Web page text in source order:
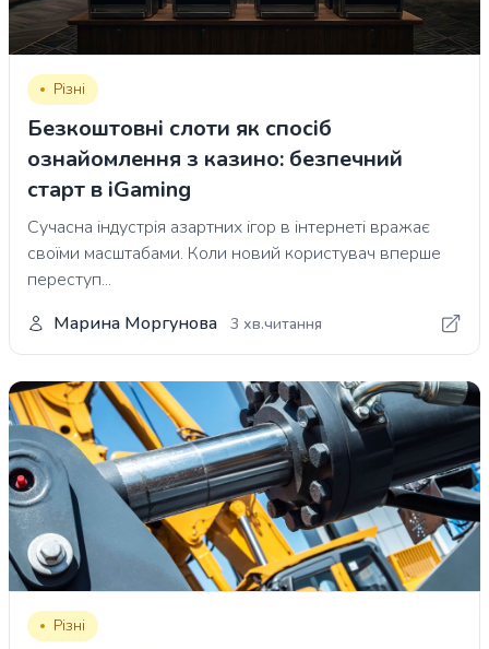
Різні
Безкоштовні слоти як спосіб
ознайомлення з казино: безпечний
старт в iGaming
Сучасна індустрія азартних ігор в інтернеті вражає
своїми масштабами. Коли новий користувач вперше
переступ...
Марина Моргунова
3 хв.читання
Різні